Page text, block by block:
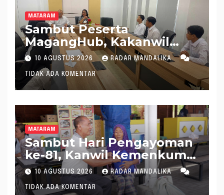
MATARAM
Sambut Peserta
MagangHub, Kakanwil
Kemenkum NTB Tekankan
Disiplin dan Kontribusi di
Dunia Kerja
10 AGUSTUS 2026 RADAR MANDALIKA
TIDAK ADA KOMENTAR
MATARAM
Sambut Hari Pengayoman
ke-81, Kanwil Kemenkum
NTB Kembali Salurkan
Bantuan Sosial kepada
10 AGUSTUS 2026 RADAR MANDALIKA
TIDAK ADA KOMENTAR